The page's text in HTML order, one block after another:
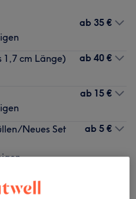
ab 35 €
1,7 cm Länge)
ab 40 €
ab 15 €
Neues Set
ab 5 €
1,7 cm Länge)